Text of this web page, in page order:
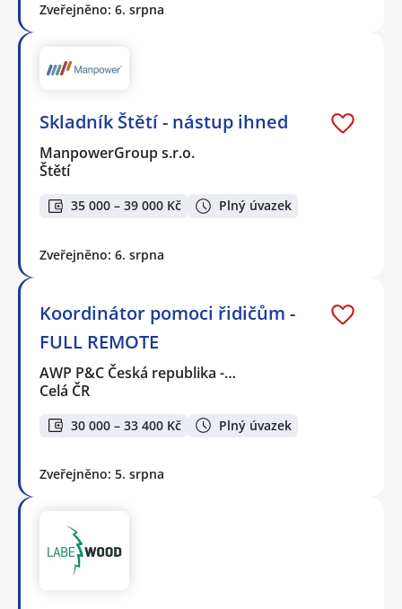
Zveřejněno: 6. srpna
Skladník Štětí - nástup ihned
ManpowerGroup s.r.o.
Štětí
35 000 – 39 000 Kč Plný úvazek
Zveřejněno: 6. srpna
Koordinátor pomoci řidičům -
FULL REMOTE
AWP P&C Česká republika -…
Celá ČR
30 000 – 33 400 Kč Plný úvazek
Zveřejněno: 5. srpna